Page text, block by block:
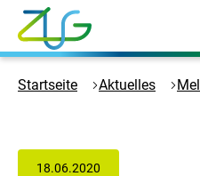
Zum
Hauptinhalt
springen
Logo
Zukunft
Zur
Startseite Aktuelles
18.06.2020